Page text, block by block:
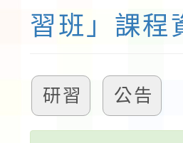
習班」課程
研習 公告